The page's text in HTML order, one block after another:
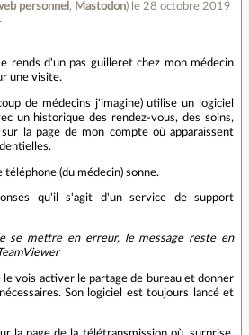
personnel , Mastodon) le 28 octobre 2019
rends d'un pas guilleret chez mon médecin
une visite.
de médecins j'imagine) utilise un logiciel
un historique des rendez-vous, des soins,
la page de mon compte où apparaissent
(du médecin) sonne.
qu'il s'agit d'un service de support
se mettre en erreur, le message reste en
le vois activer le partage de bureau et donner
Son logiciel est toujours lancé et